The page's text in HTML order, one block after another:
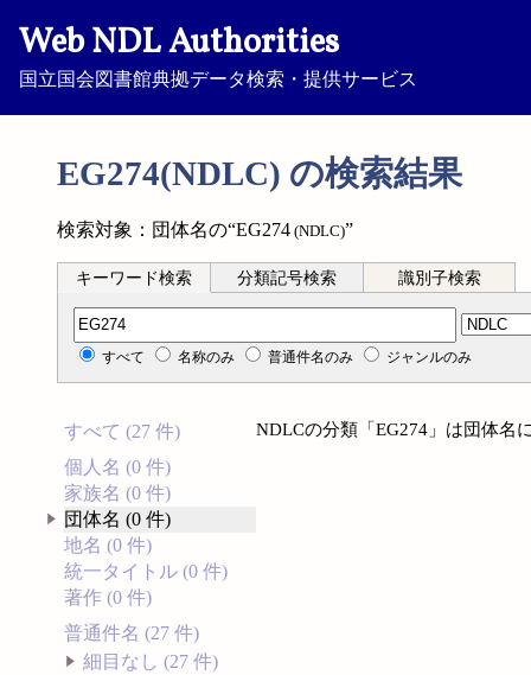
Web NDL Authorities
国立国会図書館典拠データ検索・提供サービス
EG274(NDLC) の検索結果
検索対象：団体名の“EG274 (NDLC)”
キーワード検索 分類記号検索 識別子検索
分類記号検索
すべて 名称のみ 普通件名のみ ジャンルのみ
すべて (27 件)
個人名 (0 件)
家族名 (0 件)
団体名 (0 件)
地名 (0 件)
統一タイトル (0 件)
著作 (0 件)
普通件名 (27 件)
細目なし (27 件)
NDLCの分類「EG274」は団体名